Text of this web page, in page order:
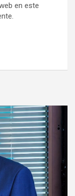
en este